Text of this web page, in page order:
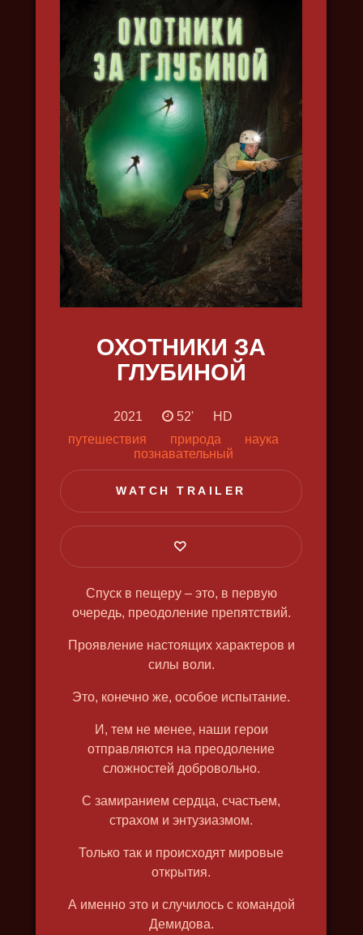
УРАРТУ. ЗАБЫТОЕ ЦАРСТВО
2019, исторический, докудрама, в
4k, озвучка на английском
НОВАЯ ЗЕМЛЯ
природа, в 4k
ЩЁЛКИН. КРЁСТНЫЙ ОТЕЦ
2019, исторический, биография,
военный, докудрама, в 4k, озвучка
ОХОТНИКИ ЗА
ГЛУБИНОЙ
2021 52'
HD
путешествия
природа
наука
познавательный
WATCH TRAILER
Спуск в пещеру – это, в первую
очередь, преодоление препятствий.
Проявление настоящих характеров и
силы воли.
Это, конечно же, особое испытание.
И, тем не менее, наши герои
отправляются на преодоление
сложностей добровольно.
С замиранием сердца, счастьем,
страхом и энтузиазмом.
Только так и происходят мировые
открытия.
А именно это и случилось с командой
Демидова.